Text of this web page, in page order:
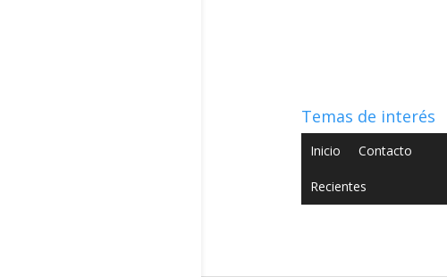
Temas de interés
Inicio Contacto
Recientes